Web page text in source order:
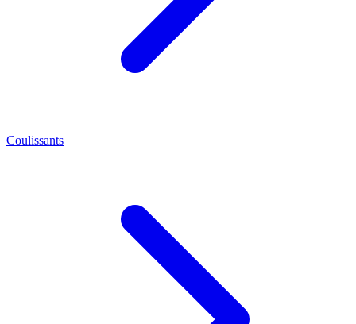
Coulissants